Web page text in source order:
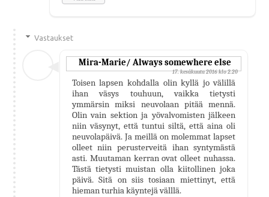
Vastaukset
Mira-Marie/ Always somewhere else
17. kesäkuuta 2016 klo 2.20
Toisen lapsen kohdalla olin kyllä jo välillä
ihan väsys touhuun, vaikka tietysti
ymmärsin miksi neuvolaan pitää mennä.
Olin vain sektion ja yövalvomisten jälkeen
niin väsynyt, että tuntui siltä, että aina oli
neuvolapäivä. Ja meillä on molemmat lapset
olleet niin perusterveitä ihan syntymästä
asti. Muutaman kerran ovat olleet nuhassa.
Tästä tietysti muistan olla kiitollinen joka
päivä. Sitä on siis tosiaan miettinyt, että
hieman turhia käyntejä välllä.